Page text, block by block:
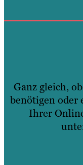
Ganz gleich,
benötigen oder
Ihrer